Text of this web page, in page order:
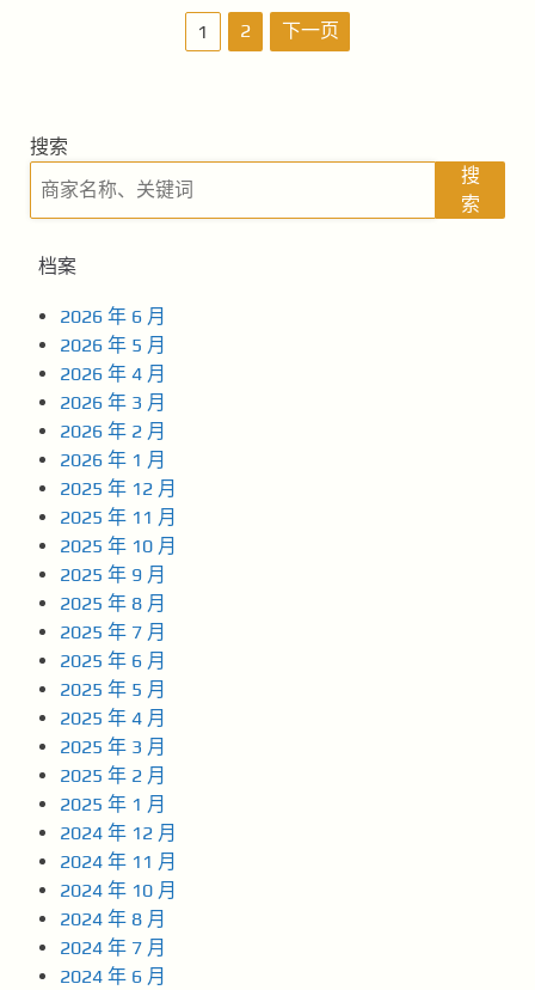
航
1 2 下一页
搜索
搜
索
档案
2026 年 6 月
2026 年 5 月
2026 年 4 月
2026 年 3 月
2026 年 2 月
2026 年 1 月
2025 年 12 月
2025 年 11 月
2025 年 10 月
2025 年 9 月
2025 年 8 月
2025 年 7 月
2025 年 6 月
2025 年 5 月
2025 年 4 月
2025 年 3 月
2025 年 2 月
2025 年 1 月
2024 年 12 月
2024 年 11 月
2024 年 10 月
2024 年 8 月
2024 年 7 月
2024 年 6 月